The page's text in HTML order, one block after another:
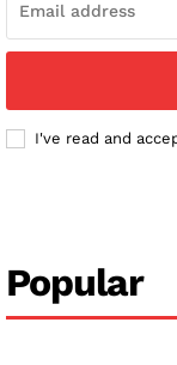
I've read and
Popular